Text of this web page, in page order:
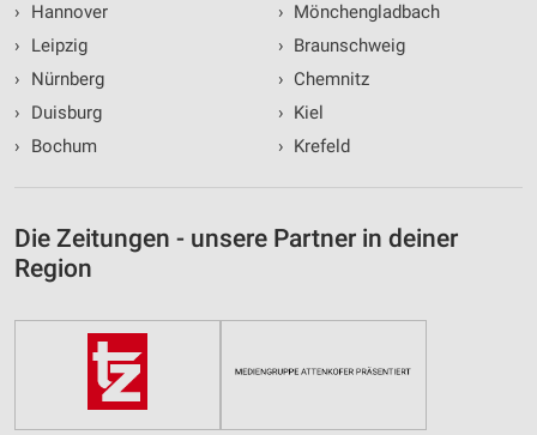
›
Hannover
›
Leipzig
›
Nürnberg
›
Duisburg
›
Bochum
› Mönchengladbach
› Braunschweig
› Chemnitz
› Kiel
› Krefeld
Die Zeitungen - unsere Partner in deiner
Region